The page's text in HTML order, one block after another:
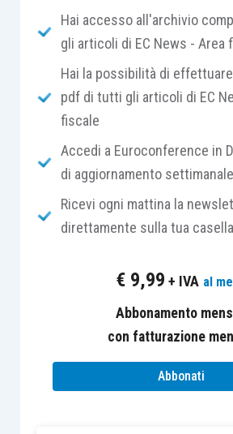
Ingredienti per il risotto pere e
Per 4 persone:
300 g di riso per risotti;
1 pera matura;
100 g di provolone
50 g di parmigiano
20 ml di olio extra vergine
1/2 cipolla tritata;
1/2 bicchiere di vino
1/2 bicchierino di grappa
1 litro di brodo vegetale;
pepe qb;
Hai accesso all'archivio
gli articoli di EC News - Area
Hai la possibilità di
pdf di tutti gli articoli di EC
fiscale
Accedi a Euroconference in
di aggiornamento
Ricevi ogni mattina la
direttamente sulla tua
€ 9,99 + IVA al
Abbonamento
con fatturazione
Abbonati